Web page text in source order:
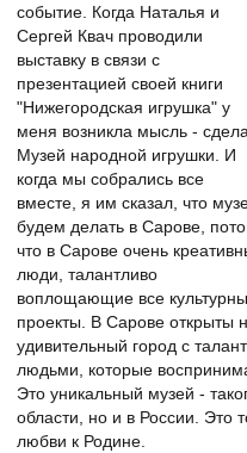
событие. Когда Наталья и
Сергей Квач проводили
выставку в связи с
презентацией своей книги
"Нижегородская игрушка" у
меня возникла мысль -
Музей народной игрушки. И
когда мы собрались все
вместе, я им сказал, что
будем делать в Сарове,
что в Сарове очень
люди, талантливо
воплощающие все
проекты. В Сарове
удивительный город с
людьми, которые
Это уникальный музей -
области, но и в России. Это
любви к Родине.